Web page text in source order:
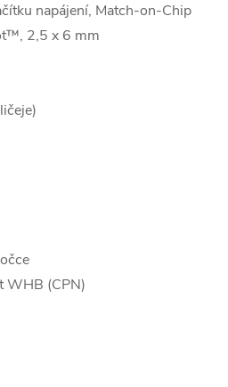
napájení, Match-on-Chip
2,5 x 6 mm
WHB (CPN)